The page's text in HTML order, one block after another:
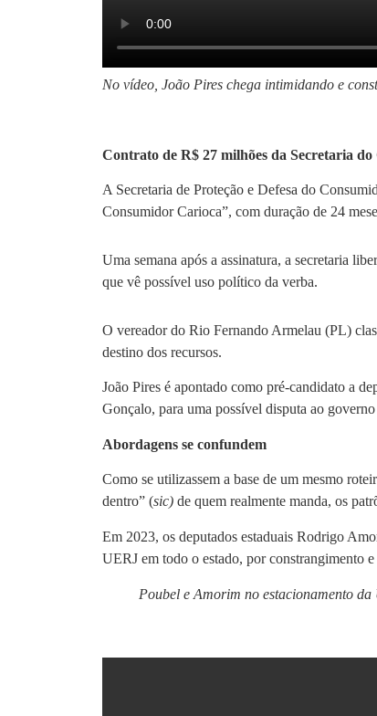
No vídeo, João Pires chega intimidando e
Contrato de R$ 27 milhões da Secretaria
A Secretaria de Proteção e Defesa do
Consumidor Carioca”, com duração de 24
Uma semana após a assinatura, a secretaria
que vê possível uso político da verba.
O vereador do Rio Fernando Armelau (PL)
destino dos recursos.
João Pires é apontado como pré-candidato a
Gonçalo, para uma possível disputa ao
Abordagens se confundem
Como se utilizassem a base de um mesmo
dentro” (sic) de quem realmente manda, os
Em 2023, os deputados estaduais Rodrigo
UERJ em todo o estado, por constrangimento
Poubel e Amorim no estacionamento